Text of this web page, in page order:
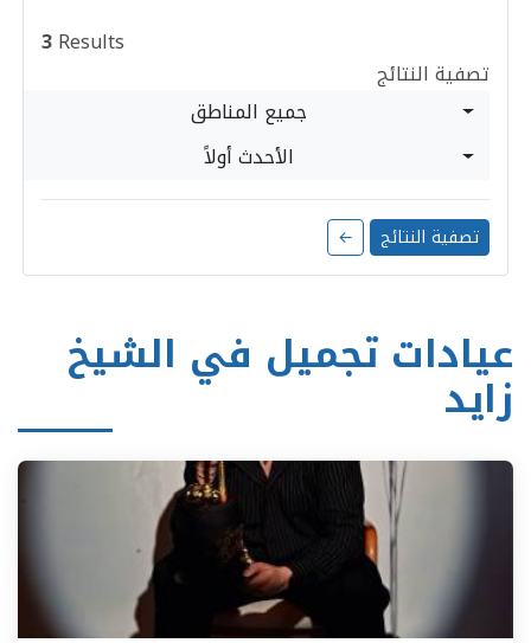
3Results
تصفية النتائج
جميع المناطق
الأحدث أولاً
← تصفية النتائج
عيادات تجميل في الشيخ
زايد